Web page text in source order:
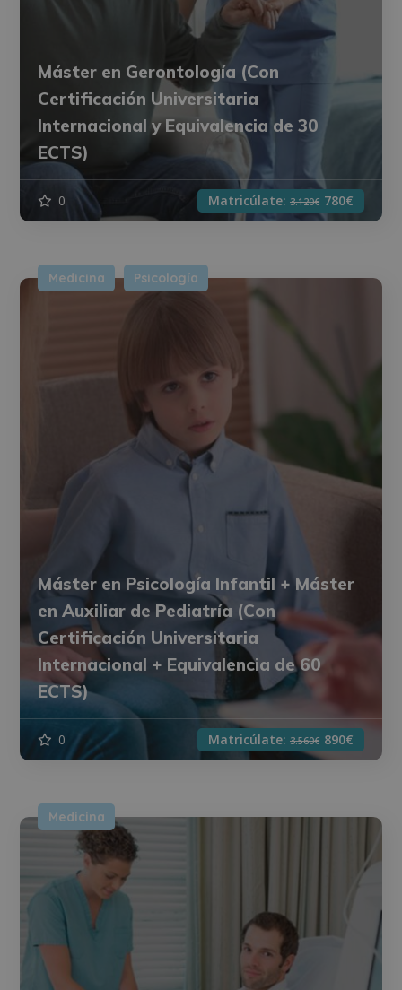
Máster en Gerontología (Con
Certificación Universitaria
Internacional y Equivalencia de 30
ECTS)
0 Matricúlate: 3.120€ 780€
Medicina Psicología
Máster en Psicología Infantil + Máster
en Auxiliar de Pediatría (Con
Certificación Universitaria
Internacional + Equivalencia de 60
ECTS)
0 Matricúlate: 3.560€ 890€
Medicina